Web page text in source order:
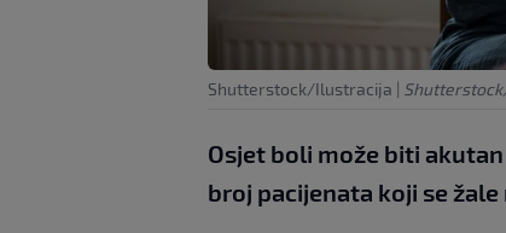
Shutterstock/Ilustracija |
Osjet boli može biti
broj pacijenata koji se